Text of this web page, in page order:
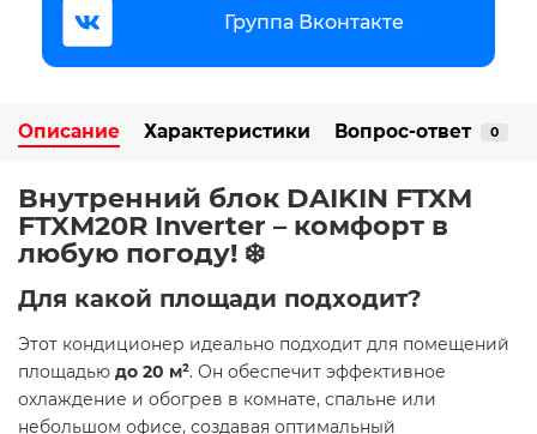
Группа Вконтакте
Описание Характеристики Вопрос-ответ 0
Внутренний блок DAIKIN FTXM
FTXM20R Inverter – комфорт в
любую погоду! ❄️
Для какой площади подходит?
Этот кондиционер идеально подходит для помещений
площадью до 20 м². Он обеспечит эффективное
охлаждение и обогрев в комнате, спальне или
небольшом офисе, создавая оптимальный